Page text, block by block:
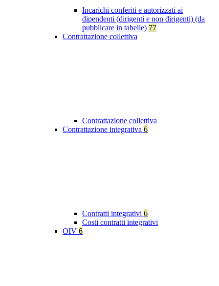
Incarichi conferiti e autorizzati ai
dipendenti (dirigenti e non dirigenti) (da
pubblicare in tabelle) 77
Contrattazione collettiva
Contrattazione collettiva
Contrattazione integrativa 6
Contratti integrativi 6
Costi contratti integrativi
OIV 6